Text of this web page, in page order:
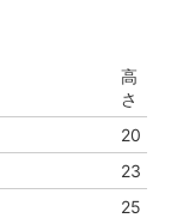
高
さ
20
23
25